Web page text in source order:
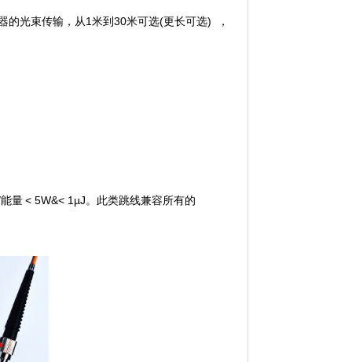
的光束传输，从1米到30米可选(更长可选) ，
能量< 5W&< 1µJ。 此类跳线兼容所有的